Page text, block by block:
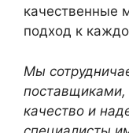
качественные
подход к
Мы
поставщиками,
качество и